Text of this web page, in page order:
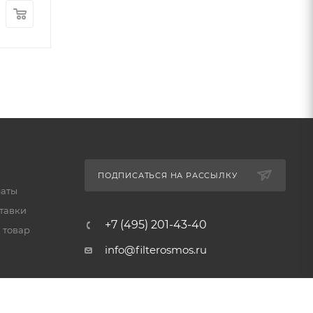
товар
ПОДПИСАТЬСЯ НА РАССЫЛКУ
+7 (495) 201-43-40
info@filterosmos.ru